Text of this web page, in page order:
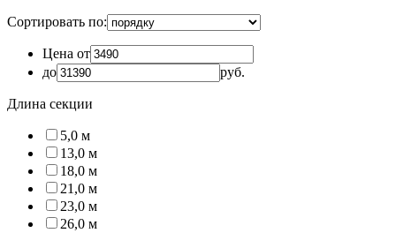
Сортировать по:
Цена от
до
руб.
Длина секции
5,0 м
13,0 м
18,0 м
21,0 м
23,0 м
26,0 м